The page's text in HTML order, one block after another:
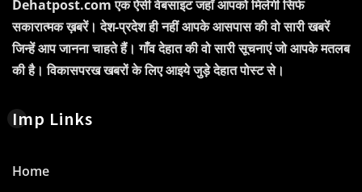
Dehatpost.com एक ऐसी वेबसाइट जहाँ आपको मिलेगी सिर्फ
सकारात्मक ख़बरें। देश-प्रदेश ही नहीं आपके आसपास की वो सारी खबरें
जिन्हें आप जानना चाहते हैं। गाँव देहात की वो सारी सूचनाएं जो आपके मतलब
की है। विकासपरख खबरों के लिए आइये जुड़े देहात पोस्ट से।
Imp Links
Home